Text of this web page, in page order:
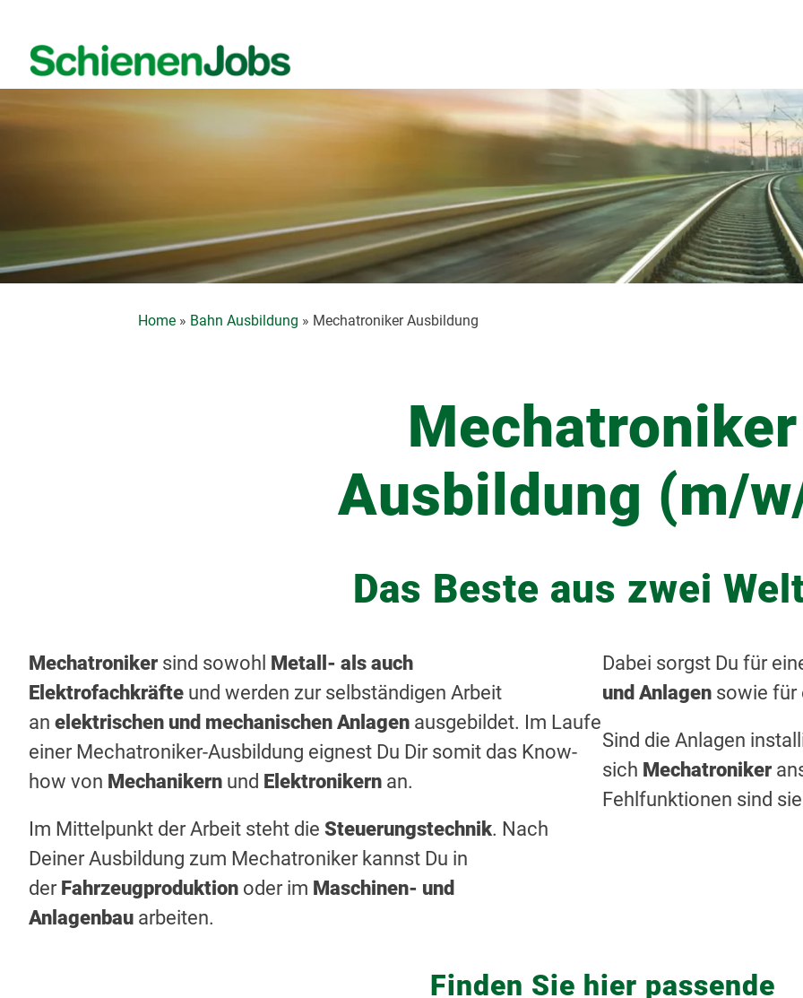
springen
Home » Bahn Ausbildung » Mechatroniker Ausbildung
Mechatroniker
Ausbildung (m/
Das Beste aus zwei
Mechatroniker sind sowohl Metall- als auch
Elektrofachkräfte und werden zur selbständigen Arbeit
an elektrischen und mechanischen Anlagen ausgebildet. Im Laufe
einer Mechatroniker-Ausbildung eignest Du Dir somit das Know-
how von Mechanikern und Elektronikern an.
Im Mittelpunkt der Arbeit steht die Steuerungstechnik. Nach
Deiner Ausbildung zum Mechatroniker kannst Du in
der Fahrzeugproduktion oder im Maschinen- und
Anlagenbau arbeiten.
Dabei sorgst Du für
und Anlagen sowie für
Sind die Anlagen
sich Mechatroniker
Fehlfunktionen sind
Finden Sie hier passende